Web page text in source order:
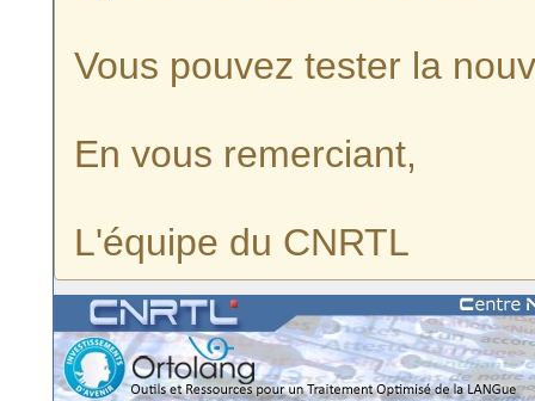
Vous pouvez tester la
En vous remerciant,
L'équipe du CNRTL